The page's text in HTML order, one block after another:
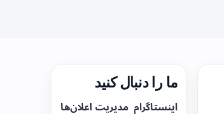
ما را دنبال کنید
اینستاگرام مدیریت اعلان‌ها